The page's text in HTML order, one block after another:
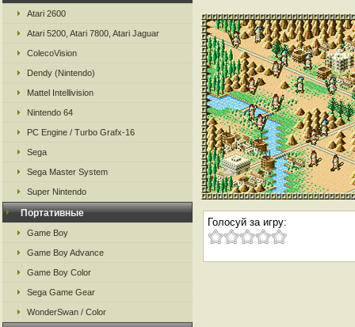
Atari 2600
Atari 5200, Atari 7800, Atari Jaguar
ColecoVision
Dendy (Nintendo)
Mattel Intellivision
Nintendo 64
PC Engine / Turbo Grafx-16
Sega
Sega Master System
Super Nintendo
Портативные
Game Boy
Game Boy Advance
Game Boy Color
Sega Game Gear
WonderSwan / Color
Голосуй за игру: